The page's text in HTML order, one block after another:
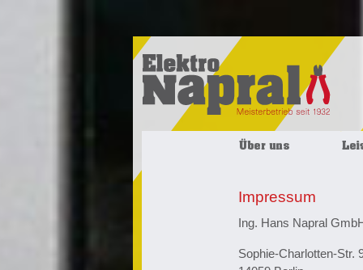
Impressum
Ing. Hans Napral
Sophie-Charlotten-Str.